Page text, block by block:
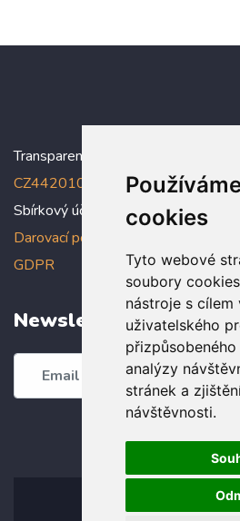
cookies
Tyto webové
soubory
nástroje s cílem
uživatelského
analýzy
stránek a
návštěvnosti.
Transparentní účet:
CZ4420100000005005005006
Sbírkový účet: 5005005022/2010
Darovací podmínky
GDPR
Newsletter